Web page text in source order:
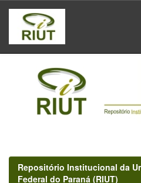
Skip
navigation
Repositório Institucional da
Federal do Paraná (RIUT)